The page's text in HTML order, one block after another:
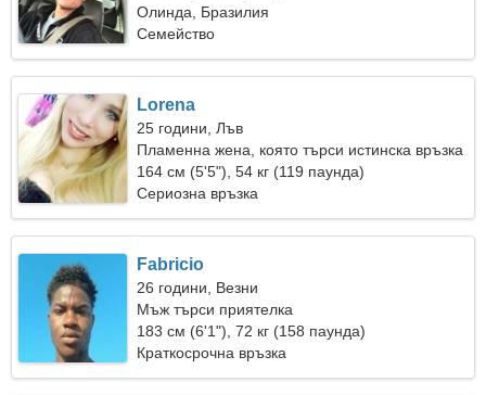
Олинда, Бразилия
Семейство
Lorena
25 години, Лъв
Пламенна жена, която търси истинска връзка
164 см (5'5"), 54 кг (119 паунда)
Сериозна връзка
Fabricio
26 години, Везни
Мъж търси приятелка
183 см (6'1"), 72 кг (158 паунда)
Краткосрочна връзка